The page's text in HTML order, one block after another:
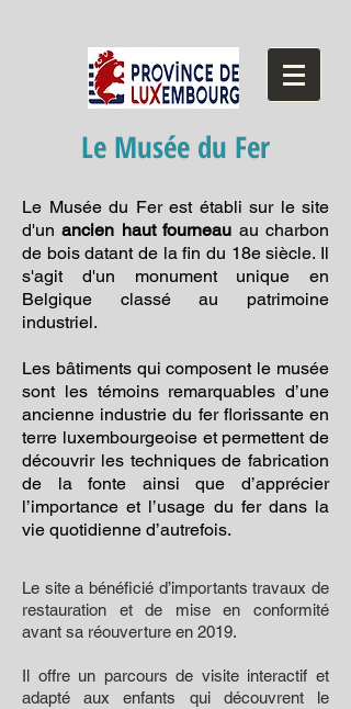
Le Musée du Fer
Le Musée du Fer est établi sur le site
d'un ancien haut fourneau au charbon
de bois datant de la fin du 18e siècle. Il
s'agit d'un monument unique en
Belgique classé au patrimoine
industriel.
Les bâtiments qui composent le musée
sont les témoins remarquables d’une
ancienne industrie du fer florissante en
terre luxembourgeoise et permettent de
découvrir les techniques de fabrication
de la fonte ainsi que d’apprécier
l’importance et l’usage du fer dans la
vie quotidienne d’autrefois.
Le site a bénéficié d’importants travaux de
restauration et de mise en conformité
avant sa réouverture en 2019.
Il offre un parcours de visite interactif et
adapté aux enfants qui découvrent le